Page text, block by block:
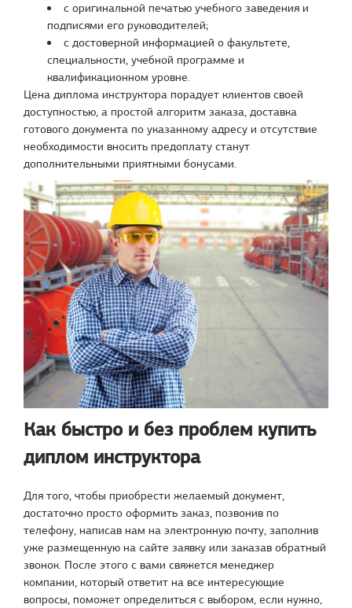
с оригинальной печатью учебного заведения и
подписями его руководителей;
с достоверной информацией о факультете,
специальности, учебной программе и
квалификационном уровне.
Цена диплома инструктора порадует клиентов своей
доступностью, а простой алгоритм заказа, доставка
готового документа по указанному адресу и отсутствие
необходимости вносить предоплату станут
дополнительными приятными бонусами.
Как быстро и без проблем купить
диплом инструктора
Для того, чтобы приобрести желаемый документ,
достаточно просто оформить заказ, позвонив по
телефону, написав нам на электронную почту, заполнив
уже размещенную на сайте заявку или заказав обратный
звонок. После этого с вами свяжется менеджер
компании, который ответит на все интересующие
вопросы, поможет определиться с выбором, если нужно,